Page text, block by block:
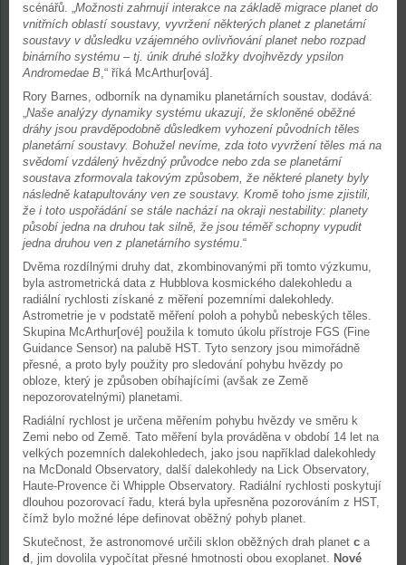
scénářů. „Možnosti zahrnují interakce na základě migrace planet do
vnitřních oblastí soustavy, vyvržení některých planet z planetární
soustavy v důsledku vzájemného ovlivňování planet nebo rozpad
binárního systému – tj. únik druhé složky dvojhvězdy ypsilon
Andromedae B,“ říká McArthur[ová].
Rory Barnes, odborník na dynamiku planetárních soustav, dodává:
„Naše analýzy dynamiky systému ukazují, že skloněné oběžné
dráhy jsou pravděpodobně důsledkem vyhození původních těles
planetární soustavy. Bohužel nevíme, zda toto vyvržení těles má na
svědomí vzdálený hvězdný průvodce nebo zda se planetární
soustava zformovala takovým způsobem, že některé planety byly
následně katapultovány ven ze soustavy. Kromě toho jsme zjistili,
že i toto uspořádání se stále nachází na okraji nestability: planety
působí jedna na druhou tak silně, že jsou téměř schopny vypudit
jedna druhou ven z planetárního systému.“
Dvěma rozdílnými druhy dat, zkombinovanými při tomto výzkumu,
byla astrometrická data z Hubblova kosmického dalekohledu a
radiální rychlosti získané z měření pozemními dalekohledy.
Astrometrie je v podstatě měření poloh a pohybů nebeských těles.
Skupina McArthur[ové] použila k tomuto úkolu přístroje FGS (Fine
Guidance Sensor) na palubě HST. Tyto senzory jsou mimořádně
přesné, a proto byly použity pro sledování pohybu hvězdy po
obloze, který je způsoben obíhajícími (avšak ze Země
nepozorovatelnými) planetami.
Radiální rychlost je určena měřením pohybu hvězdy ve směru k
Zemi nebo od Země. Tato měření byla prováděna v období 14 let na
velkých pozemních dalekohledech, jako jsou například dalekohledy
na McDonald Observatory, další dalekohledy na Lick Observatory,
Haute-Provence či Whipple Observatory. Radiální rychlosti poskytují
dlouhou pozorovací řadu, která byla upřesněna pozorováním z HST,
čímž bylo možné lépe definovat oběžný pohyb planet.
Skutečnost, že astronomové určili sklon oběžných drah planet c a
d , jim dovolila vypočítat přesné hmotnosti obou exoplanet. Nové